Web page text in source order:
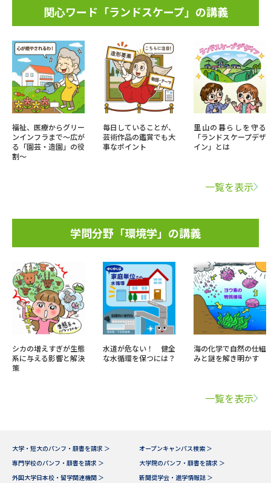
関心ワード「ランドスケープ」の講義
福祉、医療からグリー
ンインフラまで～広が
る「園芸・造園」の役
割～
毎日していることが、
芸術作品の鑑賞でも大
事なポイント
里山の暮らしを守る
「ランドスケープデザ
イン」とは
一覧を表示
学問分野「環境学」の講義
シカの増えすぎが生態
系に与える影響と解決
策
水道が危ない！ 健全
な水循環を保つには？
海の化学で自然の仕組
みと謎を解き明かす
一覧を表示
大学・短大のパンフ・願書を請求 ＞
オープンキャンパス検索 ＞
専門学校のパンフ・願書を請求 ＞
大学院のパンフ・願書を請求 ＞
外国大学日本校・留学関連機関 ＞
新聞奨学会・進学情報誌 ＞